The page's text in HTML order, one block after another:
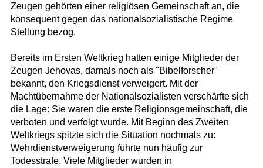
Zeugen gehörten einer religiösen Gemeinschaft an, die
konsequent gegen das nationalsozialistische Regime
Stellung bezog.
Bereits im Ersten Weltkrieg hatten einige Mitglieder der
Zeugen Jehovas, damals noch als "Bibelforscher"
bekannt, den Kriegsdienst verweigert. Mit der
Machtübernahme der Nationalsozialisten verschärfte sich
die Lage: Sie waren die erste Religionsgemeinschaft, die
verboten und verfolgt wurde. Mit Beginn des Zweiten
Weltkriegs spitzte sich die Situation nochmals zu:
Wehrdienstverweigerung führte nun häufig zur
Todesstrafe. Viele Mitglieder wurden in